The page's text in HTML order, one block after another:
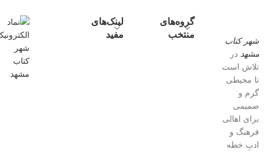
شهر کتاب
مشهد در
تلاش است
تا محیطی
گرم و
صمیمی
برای اهالی
فرهنگ و
ادبِ خطه
گروه‌های
منتخب
لینک‌های
مفید